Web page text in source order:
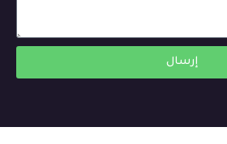
إرسال